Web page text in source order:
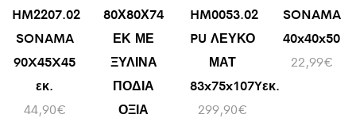
HM2207.02
SONAMA
90X45X45
εκ.
44,90€
80Χ80Χ74
ΕΚ ΜΕ
ΞΥΛΙΝΑ
ΠΟΔΙΑ
ΟΞΙΑ
HM0053.02
PU ΛΕΥΚΟ
ΜΑΤ
83x75x107Yεκ.
299,90€
SONAMA
40x40x50
22,99€